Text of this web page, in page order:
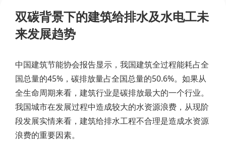
双碳背景下的建筑给排水及水电工未
来发展趋势
中国建筑节能协会报告显示，我国建筑全过程能耗占全
国总量的45%，碳排放量占全国总量的50.6%。如果从
全生命周期来看，建筑行业是碳排放最大的一个行业。
我国城市在发展过程中造成较大的水资源浪费，从现阶
段发展实情来看，建筑给排水工程不合理是造成水资源
浪费的重要因素。